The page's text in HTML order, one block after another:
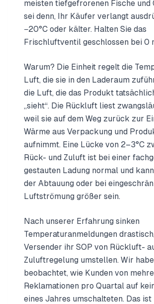
meisten tiefgefrorenen Fische und
sei denn, Ihr Käufer verlangt
−20°C oder kälter. Halten Sie das
Frischluftventil geschlossen bei 0
Warum? Die Einheit regelt die
Luft, die sie in den Laderaum
die Luft, die das Produkt
„sieht“. Die Rückluft liest
weil sie auf dem Weg zurück zur
Wärme aus Verpackung und
aufnimmt. Eine Lücke von 2–3°C
Rück- und Zuluft ist bei einer
gestauten Ladung normal und
der Abtauung oder bei
Luftströmung größer sein.
Nach unserer Erfahrung sinken
Temperaturanmeldungen
Versender ihr SOP von Rückluft-
Zuluftregelung umstellen. Wir
beobachtet, wie Kunden von
Reklamationen pro Quartal auf
eines Jahres umschalteten. Das ist